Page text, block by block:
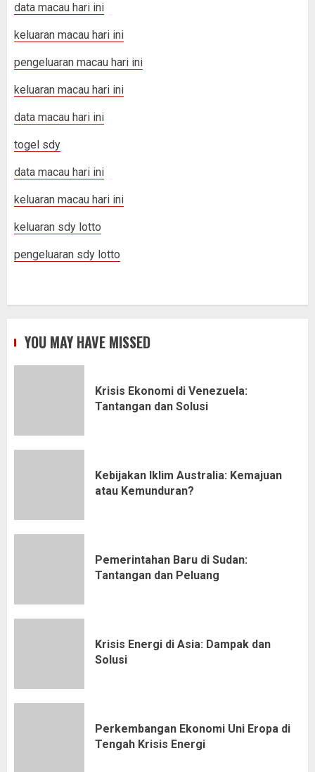
data macau hari ini
keluaran macau hari ini
pengeluaran macau hari ini
keluaran macau hari ini
data macau hari ini
togel sdy
data macau hari ini
keluaran macau hari ini
keluaran sdy lotto
pengeluaran sdy lotto
YOU MAY HAVE MISSED
Krisis Ekonomi di Venezuela:
Tantangan dan Solusi
Kebijakan Iklim Australia: Kemajuan
atau Kemunduran?
Pemerintahan Baru di Sudan:
Tantangan dan Peluang
Krisis Energi di Asia: Dampak dan
Solusi
Perkembangan Ekonomi Uni Eropa di
Tengah Krisis Energi